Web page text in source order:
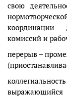
свою
координации
комиссий и
перерыв –